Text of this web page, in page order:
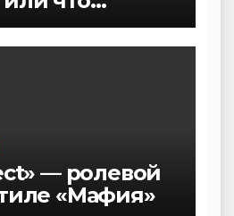
после игры в
— ролевой
«Мафия»